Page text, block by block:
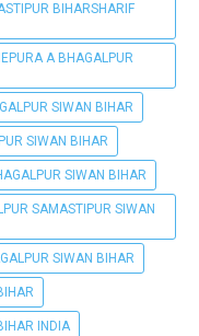
BIHARSHARIF
A BHAGALPUR
SIWAN BIHAR
SIWAN BIHAR
SIWAN BIHAR
SAMASTIPUR SIWAN
SIWAN BIHAR
INDIA